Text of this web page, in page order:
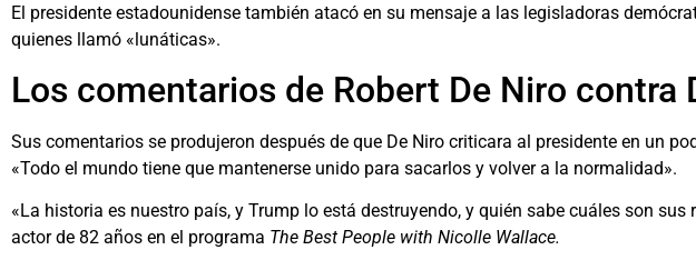
El presidente estadounidense también atacó en su mensaje a las legisladoras
quienes llamó «lunáticas».
Los comentarios de Robert De Niro contra
Sus comentarios se produjeron después de que De Niro criticara al presidente en un
«Todo el mundo tiene que mantenerse unido para sacarlos y volver a la normalidad».
«La historia es nuestro país, y Trump lo está destruyendo, y quién sabe cuáles son sus
actor de 82 años en el programa The Best People with Nicolle Wallace.